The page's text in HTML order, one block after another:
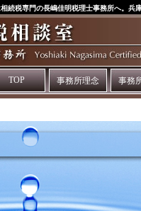
続税専門の長嶋佳明税理士事務所へ。兵
TOP 事務所理念 事務